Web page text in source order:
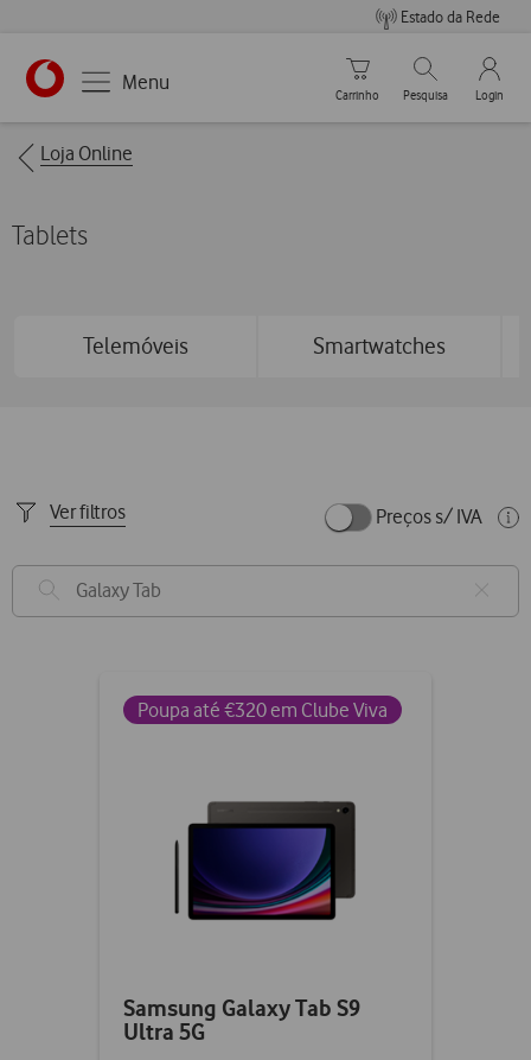
Estado da Rede
https://www.vodafone.pt
Menu
Carrinho de compras
Carrinho
Pesquisar
Pesquisa
My
Login
Breadcrumbs
Loja Online
Tablets
Telemóveis Smartwatches
Ver filtros Preços s/ IVA
Poupa até €320 em Clube Viva
Samsung Galaxy Tab S9
Ultra 5G